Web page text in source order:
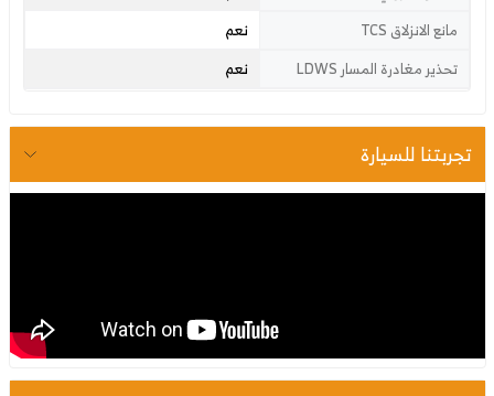
مانع الانزلاق TCS نعم
تحذير مغادرة المسار LDWS نعم
تجربتنا للسيارة